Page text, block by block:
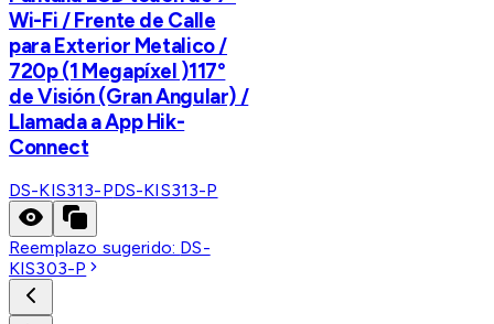
Wi-Fi / Frente de Calle
para Exterior Metalico /
720p (1 Megapíxel )117°
de Visión (Gran Angular) /
Llamada a App Hik-
Connect
DS-KIS313-PDS-KIS313-P
Reemplazo sugerido: DS-
KIS303-P